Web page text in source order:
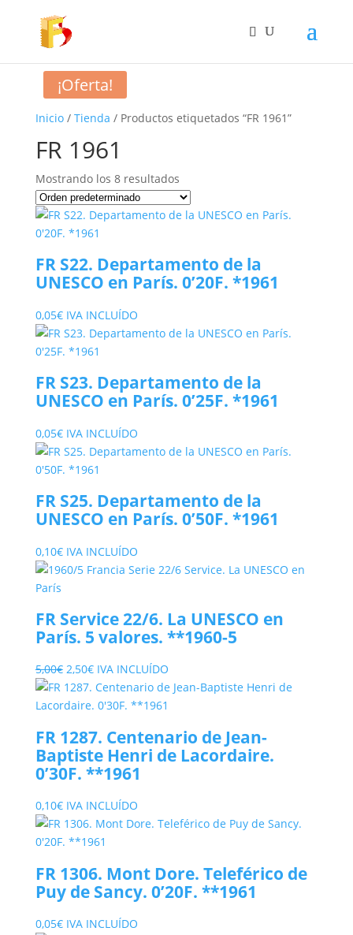
Inicio/ Tienda / Productos etiquetados “FR 1961”
FR 1961
Mostrando los 8 resultados
FR S22. Departamento de la
UNESCO en París. 0’20F. *1961
0,05€ IVA INCLUÍDO
FR S23. Departamento de la
UNESCO en París. 0’25F. *1961
0,05€ IVA INCLUÍDO
FR S25. Departamento de la
UNESCO en París. 0’50F. *1961
0,10€ IVA INCLUÍDO
¡Oferta!
FR Service 22/6. La UNESCO en
París. 5 valores. **1960-5
5,00€ El
precio
original
5,00€.
2,50€El
precio
actual
2,50€.
IVA INCLUÍDO
FR 1287. Centenario de Jean-
Baptiste Henri de Lacordaire.
0’30F. **1961
0,10€ IVA INCLUÍDO
FR 1306. Mont Dore. Teleférico de
Puy de Sancy. 0’20F. **1961
0,05€ IVA INCLUÍDO